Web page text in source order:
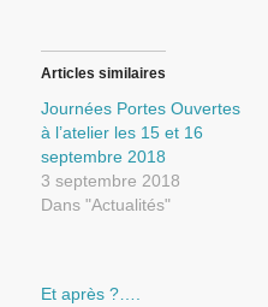
dans
une
nouvelle
fenêtre)
dans
une
nouvelle
fenêtre)
Articles similaires
Journées Portes Ouvertes
à l’atelier les 15 et 16
septembre 2018
3 septembre 2018
Dans "Actualités"
Et après ?….